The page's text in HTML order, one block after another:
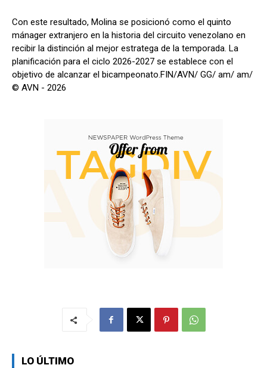
Con este resultado, Molina se posicionó como el quinto
mánager extranjero en la historia del circuito venezolano en
recibir la distinción al mejor estratega de la temporada. La
planificación para el ciclo 2026-2027 se establece con el
objetivo de alcanzar el bicampeonato.FIN/AVN/ GG/ am/ am/
© AVN - 2026
LO ÚLTIMO